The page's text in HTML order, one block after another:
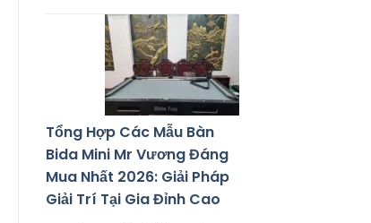
Tổng Hợp Các Mẫu Bàn
Bida Mini Mr Vương Đáng
Mua Nhất 2026: Giải Pháp
Giải Trí Tại Gia Đỉnh Cao